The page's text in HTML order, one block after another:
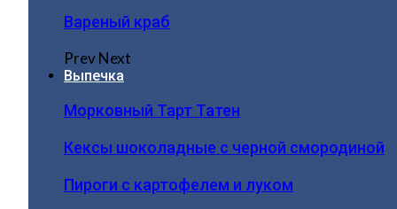
Вареный краб
PrevNext
Выпечка
Морковный Тарт Татен
Кексы шоколадные с черной смородиной
Пироги c картофелем и луком